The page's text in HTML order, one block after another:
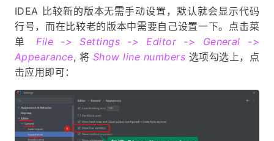
IDEA 比较新的版本无需手动设置，默认就会显示代码
行号，而在比较老的版本中需要自己设置一下。点击菜
单 File -> Settings -> Editor -> General ->
Appearance, 将 Show line numbers 选项勾选上，点
击应用即可：